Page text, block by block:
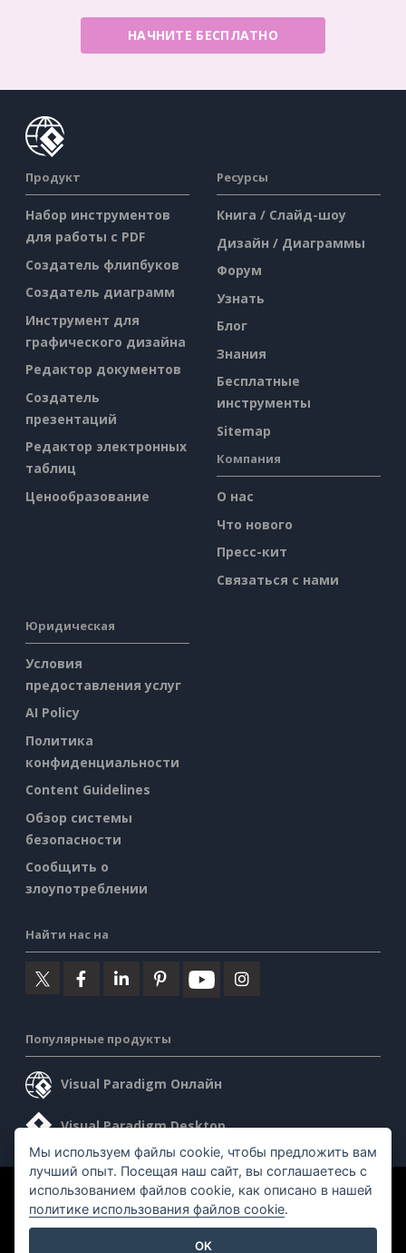
НАЧНИТЕ БЕСПЛАТНО
Продукт
Набор инструментов
для работы с PDF
Создатель флипбуков
Создатель диаграмм
Инструмент для
графического дизайна
Редактор документов
Создатель
презентаций
Редактор электронных
таблиц
Ценообразование
Ресурсы
Книга / Слайд-шоу
Дизайн / Диаграммы
Форум
Узнать
Блог
Знания
Бесплатные
инструменты
Sitemap
Компания
О нас
Что нового
Пресс-кит
Связаться с нами
Юридическая
Условия
предоставления услуг
AI Policy
Политика
конфиденциальности
Content Guidelines
Обзор системы
безопасности
Сообщить о
злоупотреблении
Найти нас на
Популярные продукты
Visual Paradigm Онлайн
Visual Paradigm Desktop
©2026 by Visual Paradigm. Все права защищены.
Мы используем файлы cookie, чтобы предложить вам
лучший опыт. Посещая наш сайт, вы соглашаетесь с
использованием файлов cookie, как описано в нашей
политике использования файлов cookie.
OK